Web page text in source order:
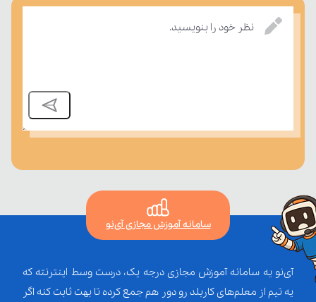
نظر خود را بنویسید.
سامانه آموزش مجازی آی‌نو
آی‌نو یه سامانه آموزش مجازی درجه یک، درست وسط اینترنته که
یه تیم از معلم‌‌های کاربلد رو دور هم جمع کرده تا بهت ثابت کنه اگر